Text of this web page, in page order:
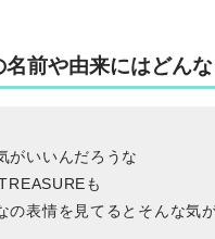
名前や由来にはどん
がいいんだろうな
も
の表情を見てるとそんな気